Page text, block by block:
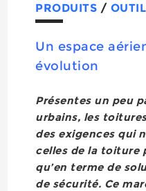
PRODUITS /
Un espace
évolution
Présentes un peu
urbains, les
des exigences qui
celles de la toiture
qu’en terme de
de sécurité. Ce